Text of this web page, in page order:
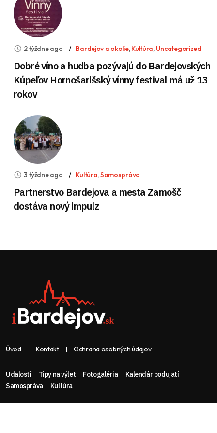
2 týždne ago Bardejov a okolie,Kultúra, Uncategorized
Dobré víno a hudba pozývajú do Bardejovských
Kúpeľov Hornošarišský vínny festival má už 13
rokov
3 týždne ago Kultúra,Samospráva
Partnerstvo Bardejova a mesta Zamošč
dostáva nový impulz
Úvod Kontakt Ochrana osobných údajov
Udalosti Tipy na výlet Fotogaléria
Kalendár podujatí
Samospráva
Kultúra